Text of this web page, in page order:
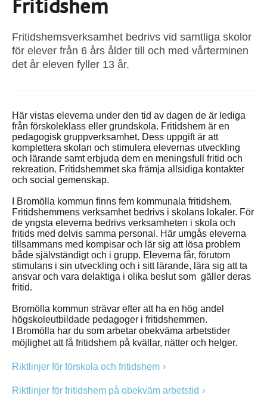
Fritidshem
Fritidshemsverksamhet bedrivs vid samtliga skolor
för elever från 6 års ålder till och med vårterminen
det år eleven fyller 13 år.
Här vistas eleverna under den tid av dagen de är lediga
från förskoleklass eller grundskola. Fritidshem är en
pedagogisk gruppverksamhet. Dess uppgift är att
komplettera skolan och stimulera elevernas utveckling
och lärande samt erbjuda dem en meningsfull fritid och
rekreation. Fritidshemmet ska främja allsidiga kontakter
och social gemenskap.
I Bromölla kommun finns fem kommunala fritidshem.
Fritidshemmens verksamhet bedrivs i skolans lokaler. För
de yngsta eleverna bedrivs verksamheten i skola och
fritids med delvis samma personal. Här umgås eleverna
tillsammans med kompisar och lär sig att lösa problem
både självständigt och i grupp. Eleverna får, förutom
stimulans i sin utveckling och i sitt lärande, lära sig att ta
ansvar och vara delaktiga i olika beslut som gäller deras
fritid.
Bromölla kommun strävar efter att ha en hög andel
högskoleutbildade pedagoger i fritidshemmen.
I Bromölla har du som arbetar obekväma arbetstider
möjlighet att få fritidshem på kvällar, nätter och helger.
Riktlinjer för förskola och fritidshem
Riktlinjer för fritidshem på obekväm arbetstid